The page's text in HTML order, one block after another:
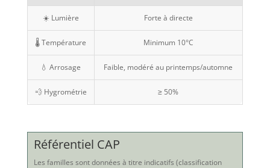
☀️ Lumière Forte à directe
🌡️ Température Minimum 10°C
💧 Arrosage Faible, modéré au printemps/automne
💨 Hygrométrie ≥ 50%
Référentiel CAP
Les familles sont données à titre indicatifs (classification